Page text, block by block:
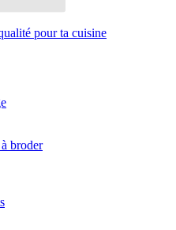
pour ta cuisine
broder